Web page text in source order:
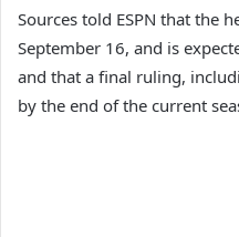
Sources told ESPN that the
September 16, and is
and that a final ruling,
by the end of the current